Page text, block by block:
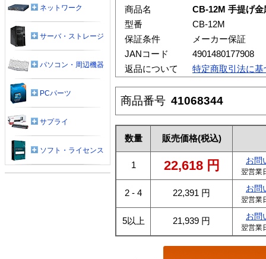
商品名
CB-12M 手提げ
型番
CB-12M
保証条件
メーカー保証
JANコード
4901480177908
返品について
特定商取引法に基
商品番号 41068344
数量 販売価格(税込)
1 22,618 円 お問
翌営業
2 - 4 22,391 円 お問
翌営業
5以上 21,939 円 お問
翌営業
ネットワーク
サーバ・ストレージ
パソコン・周辺機器
PCパーツ
サプライ
ソフト・ライセンス